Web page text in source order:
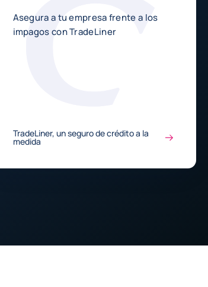
Asegura a tu empresa frente a los
impagos con TradeLiner
TradeLiner, un seguro de crédito a la
medida